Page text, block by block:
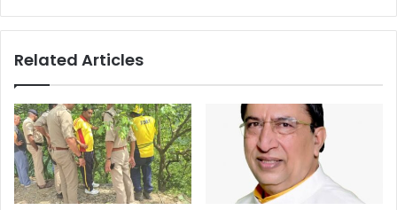
Related Articles